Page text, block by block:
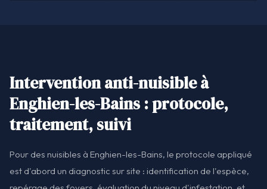
Intervention anti-nuisible à
Enghien-les-Bains : protocole,
traitement, suivi
Pour des nuisibles à Enghien-les-Bains, le protocole appliqué
est d'abord un diagnostic sur site : identification de l'espèce,